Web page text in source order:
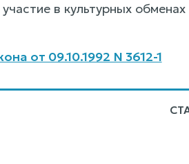
в культурных
от 09.10.1992 N 3612-1